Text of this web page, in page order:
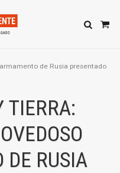
de Rusia presentado
TIERRA:
RUSIA